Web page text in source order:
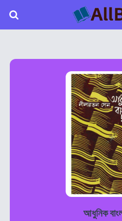
আধুনিক